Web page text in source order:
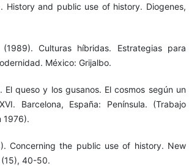
History and public use of history. Diogenes,
Culturas híbridas. Estrategias para
México: Grijalbo.
El queso y los gusanos. El cosmos según un
Barcelona, España: Península. (Trabajo
1976).
Concerning the public use of history. New
40-50.